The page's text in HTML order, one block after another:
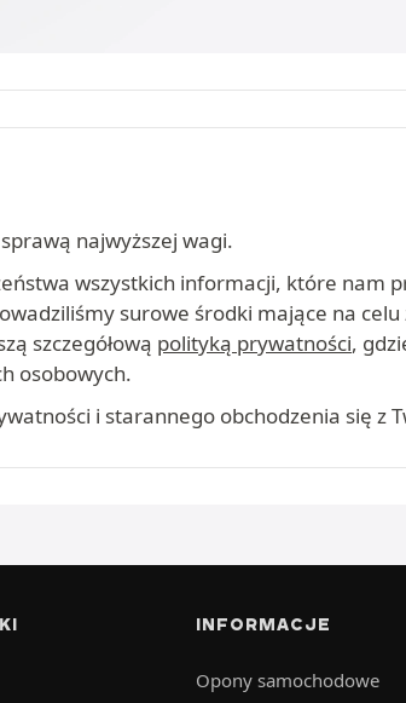
najwyższej wagi.
wszystkich informacji, które nam
surowe środki mające na
szczegółową polityką prywatności,
osobowych.
i starannego obchodzenia się z
INFORMACJE
Opony samochodowe